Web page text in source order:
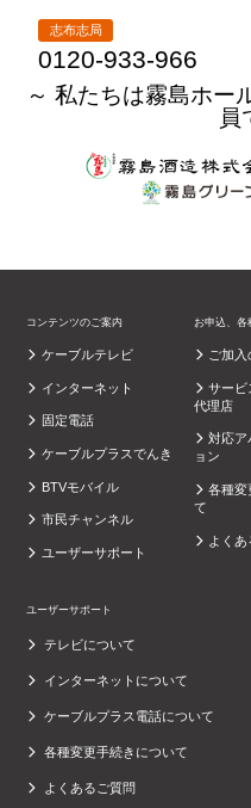
志布志局
0120-933-966
～ 私たちは霧島ホー
員
コンテンツのご案内
ケーブルテレビ
インターネット
固定電話
ケーブルプラスでんき
BTVモバイル
市民チャンネル
ユーザーサポート
お申込、各
ご加入
サービ
代理店
対応ア
ョン
各種変
て
よくあ
ユーザーサポート
テレビについて
インターネットについて
ケーブルプラス電話について
各種変更手続きについて
よくあるご質問